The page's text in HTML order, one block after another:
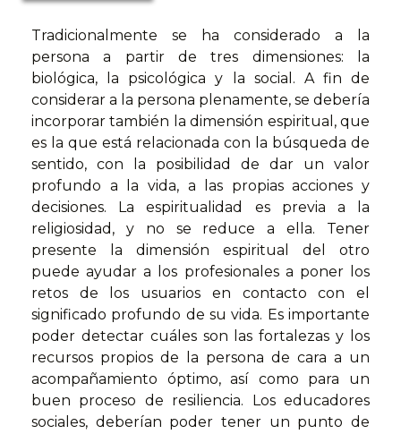
Tradicionalmente se ha considerado a la
persona a partir de tres dimensiones: la
biológica, la psicológica y la social. A fin de
considerar a la persona plenamente, se debería
incorporar también la dimensión espiritual, que
es la que está relacionada con la búsqueda de
sentido, con la posibilidad de dar un valor
profundo a la vida, a las propias acciones y
decisiones. La espiritualidad es previa a la
religiosidad, y no se reduce a ella. Tener
presente la dimensión espiritual del otro
puede ayudar a los profesionales a poner los
retos de los usuarios en contacto con el
significado profundo de su vida. Es importante
poder detectar cuáles son las fortalezas y los
recursos propios de la persona de cara a un
acompañamiento óptimo, así como para un
buen proceso de resiliencia. Los educadores
sociales, deberían poder tener un punto de